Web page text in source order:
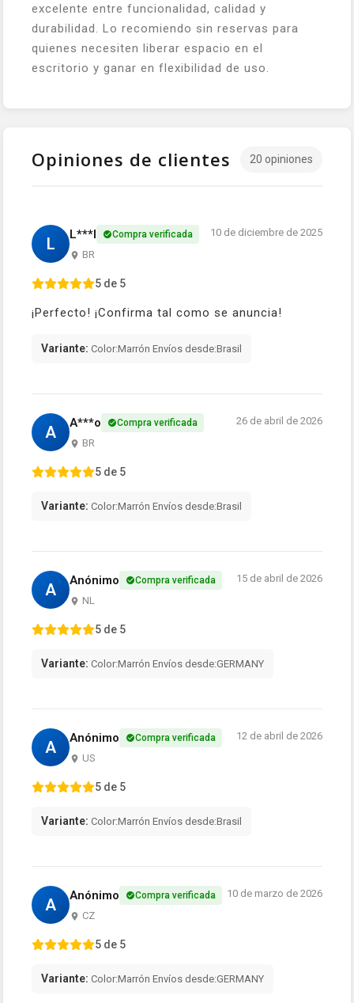
excelente entre funcionalidad, calidad y
durabilidad. Lo recomiendo sin reservas para
quienes necesiten liberar espacio en el
escritorio y ganar en flexibilidad de uso.
Opiniones de clientes 20 opiniones
L L***l Compra verificada
BR
10 de diciembre de 2025
5 de 5
¡Perfecto! ¡Confirma tal como se anuncia!
Variante: Color:Marrón Envíos desde:Brasil
A A***o Compra verificada
BR
26 de abril de 2026
5 de 5
Variante: Color:Marrón Envíos desde:Brasil
A Anónimo Compra verificada
NL
15 de abril de 2026
5 de 5
Variante: Color:Marrón Envíos desde:GERMANY
A Anónimo Compra verificada
US
12 de abril de 2026
5 de 5
Variante: Color:Marrón Envíos desde:Brasil
A Anónimo Compra verificada
CZ
10 de marzo de 2026
5 de 5
Variante: Color:Marrón Envíos desde:GERMANY